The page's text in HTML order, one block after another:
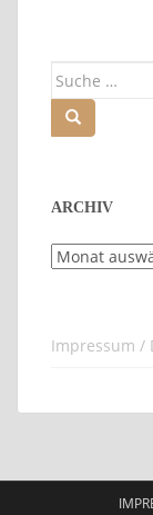
ARCHIV
Archiv
Impressum /